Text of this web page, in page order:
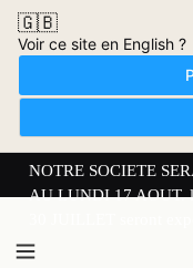
🇬🇧
Voir ce site en English ?
NOTRE SOCIETE
AU LUNDI 17 AOUT.